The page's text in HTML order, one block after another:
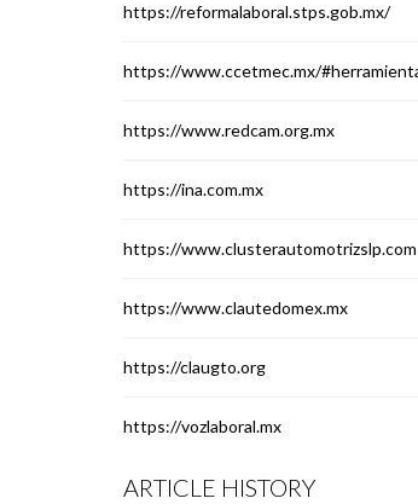
https://reformalaboral.stps.gob.mx/
https://www.ccetmec.mx/
https://www.redcam.org.mx
https://ina.com.mx
https://www.clusterautomotrizslp.com
https://www.clautedomex.mx
https://claugto.org
https://vozlaboral.mx
ARTICLE HISTORY